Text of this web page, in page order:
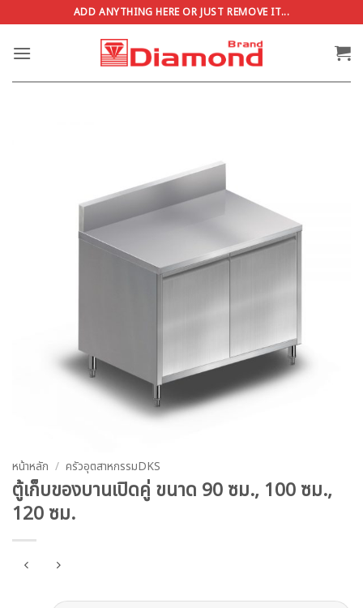
ไป
ADD ANYTHING HERE OR JUST REMOVE IT...
หน้าหลัก / ครัวอุตสาหกรรมDKS
ตู้เก็บของบานเปิดคู่ ขนาด 90 ซม., 100 ซม.,
120 ซม.